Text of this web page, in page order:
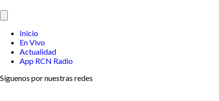
Inicio
En Vivo
Actualidad
App RCN Radio
Síguenos por nuestras redes